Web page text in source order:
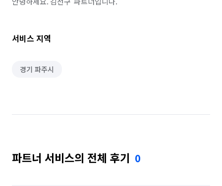
서비스 지역
경기 파주시
파트너 서비스의 전체 후기 0